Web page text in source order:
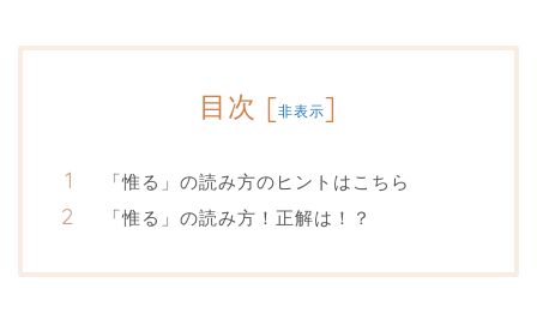
目次 [非表示]
「惟る」の読み方のヒントはこちら
「惟る」の読み方！正解は！？